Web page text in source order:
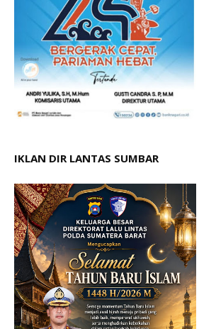
IKLAN DIR LANTAS SUMBAR